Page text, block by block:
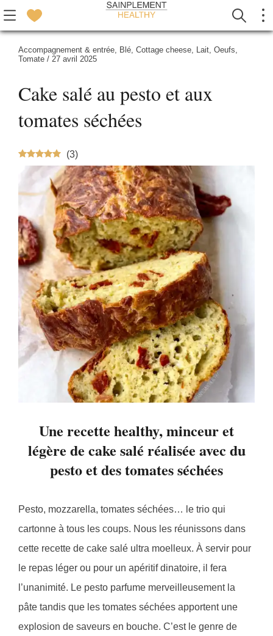
Accompagnement & entrée, Blé, Cottage cheese, Lait, Oeufs,
Tomate / 27 avril 2025
Cake salé au pesto et aux
tomates séchées
(3)
Une recette healthy, minceur et
légère de cake salé réalisée avec du
pesto et des tomates séchées
Pesto, mozzarella, tomates séchées… le trio qui
cartonne à tous les coups. Nous les réunissons dans
cette recette de cake salé ultra moelleux. À servir pour
le repas léger ou pour un apéritif dinatoire, il fera
l’unanimité. Le pesto parfume merveilleusement la
pâte tandis que les tomates séchées apportent une
explosion de saveurs en bouche. C’est le genre de